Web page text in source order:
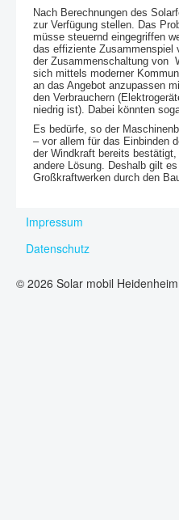
Nach Berechnungen des
zur Verfügung stellen. Das
müsse steuernd eingegriffen
das effiziente Zusammenspiel
der Zusammenschaltung von
sich mittels moderner
an das Angebot anzupassen
den Verbrauchern
niedrig ist). Dabei könnten
Es bedürfe, so der
– vor allem für das Einbinden
der Windkraft bereits
andere Lösung. Deshalb gilt
Großkraftwerken durch den
Impressum
Datenschutz
© 2026 Solar mobil